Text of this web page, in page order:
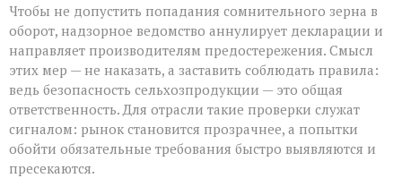
Чтобы не допустить попадания сомнительного зерна в
оборот, надзорное ведомство аннулирует декларации и
направляет производителям предостережения. Смысл
этих мер — не наказать, а заставить соблюдать правила:
ведь безопасность сельхозпродукции — это общая
ответственность. Для отрасли такие проверки служат
сигналом: рынок становится прозрачнее, а попытки
обойти обязательные требования быстро выявляются и
пресекаются.